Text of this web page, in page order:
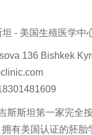
- 美国生殖医学中
136 Bishkek
斯斯坦第一家完全
有美国认证的胚胎